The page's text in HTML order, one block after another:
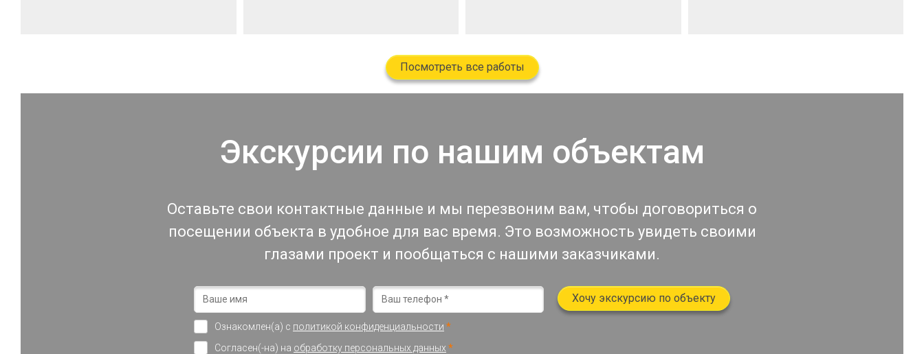
Посмотреть все работы
Экскурсии по нашим объектам
Оставьте свои контактные данные и мы перезвоним вам, чтобы договориться о
посещении объекта в удобное для вас время. Это возможность увидеть своими
глазами проект и пообщаться с нашими заказчиками.
Ознакомлен(а) с политикой конфиденциальности *
Согласен(-на) на обработку персональных данных *
Хочу экскурсию по объекту